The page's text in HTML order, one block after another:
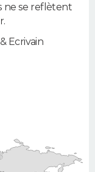
ne se reflètent
Ecrivain